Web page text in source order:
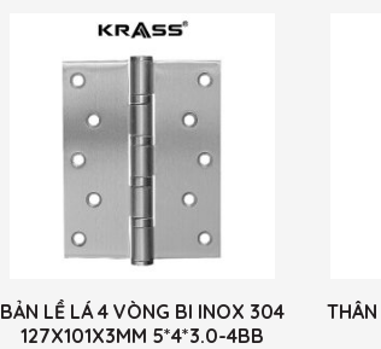
BẢN LỀ LÁ 4 VÒNG BI INOX 304
127X101X3MM 5*4*3.0-4BB